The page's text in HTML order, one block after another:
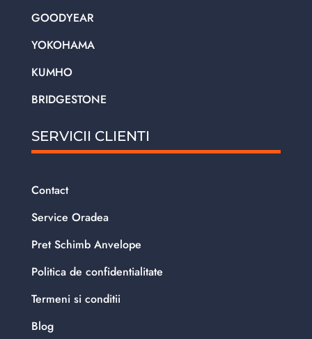
GOODYEAR
YOKOHAMA
KUMHO
BRIDGESTONE
SERVICII CLIENTI
Contact
Service Oradea
Pret Schimb Anvelope
Politica de confidentialitate
Termeni si conditii
Blog